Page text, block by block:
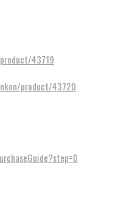
43719
product/43720